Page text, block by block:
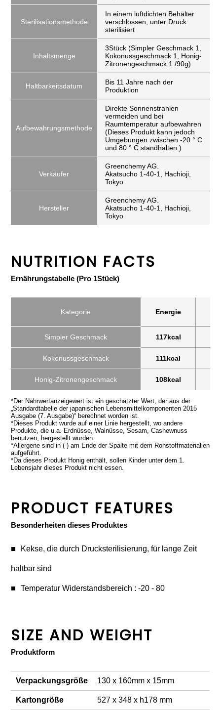
Sterilisationsmethode
In einem luftdichten Behälter
verschlossen, unter Druck
sterilisiert
Inhaltsmenge
3Stück (Simpler Geschmack 1,
Kokonussgeschmack 1, Honig-
Zitronengeschmack 1 /90g)
Haltbarkeitsdatum
Bis 11 Jahre nach der
Produktion
Aufbewahrungsmethode
Direkte Sonnenstrahlen
vermeiden und bei
Raumtemperatur aufbewahren
(Dieses Produkt kann jedoch
Umgebungen zwischen -20 ° C
und 80 ° C standhalten.)
Verkäufer
Greenchemy AG.
Akatsucho 1-40-1, Hachioji,
Tokyo
Hersteller
Greenchemy AG.
Akatsucho 1-40-1, Hachioji,
Tokyo
NUTRITION FACTS
Ernährungstabelle (Pro 1Stück)
Kategorie Energie
Simpler Geschmack 117kcal
Kokonussgeschmack 111kcal
Honig-Zitronengeschmack 108kcal
*Der Nährwertanzeigewert ist ein geschätzter Wert, der aus der
„Standardtabelle der japanischen Lebensmittelkomponenten 2015
Ausgabe (7. Ausgabe)“ berechnet worden ist.
*Dieses Produkt wurde auf einer Linie hergestellt, wo andere
Produkte, die u.a. Erdnüsse, Walnüsse, Sesam, Cashewnuss
benutzen, hergestellt wurden
*Allergene sind in ( ) am Ende der Spalte mit dem Rohstoffmaterialien
aufgeführt.
*Da dieses Produkt Honig enthält, sollen Kinder unter dem 1.
Lebensjahr dieses Produkt nicht essen.
PRODUCT FEATURES
Besonderheiten dieses Produktes
Kekse, die durch Drucksterilisierung, für lange Zeit
haltbar sind
Temperatur Widerstandsbereich : -20 - 80
SIZE AND WEIGHT
Produktform
Verpackungsgröße 130 x 160mm x 15mm
Kartongröße 527 x 348 x h178 mm